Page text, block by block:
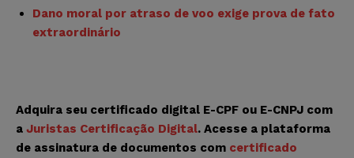
Dano moral por atraso de voo exige prova de fato
extraordinário
Adquira seu certificado digital E-CPF ou E-CNPJ com
a Juristas Certificação Digital. Acesse a plataforma
de assinatura de documentos com certificado